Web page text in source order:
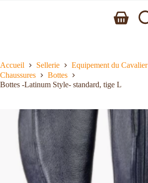
Accueil Sellerie
Equipement du Cavalier
Chaussures
Bottes
Bottes -Latinum Style- standard, tige L